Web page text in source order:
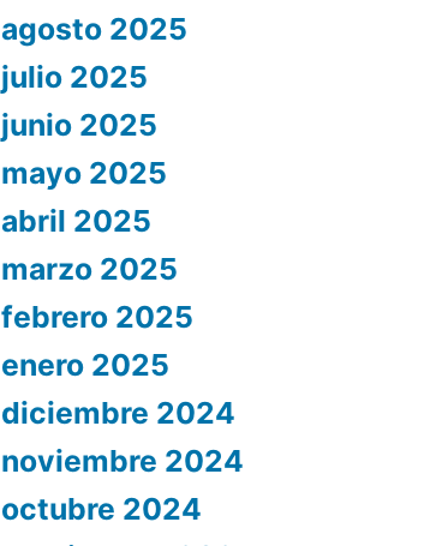
agosto 2025
julio 2025
junio 2025
mayo 2025
abril 2025
marzo 2025
febrero 2025
enero 2025
diciembre 2024
noviembre 2024
octubre 2024